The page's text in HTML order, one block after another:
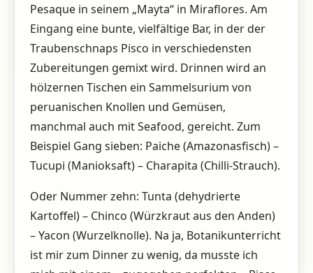
Pesaque in seinem „Mayta“ in Miraflores. Am
Eingang eine bunte, vielfältige Bar, in der der
Traubenschnaps Pisco in verschiedensten
Zubereitungen gemixt wird. Drinnen wird an
hölzernen Tischen ein Sammelsurium von
peruanischen Knollen und Gemüsen,
manchmal auch mit Seafood, gereicht. Zum
Beispiel Gang sieben: Paiche (Amazonasfisch) –
Tucupi (Manioksaft) – Charapita (Chilli-Strauch).
Oder Nummer zehn: Tunta (dehydrierte
Kartoffel) – Chinco (Würzkraut aus den Anden)
– Yacon (Wurzelknolle). Na ja, Botanikunterricht
ist mir zum Dinner zu wenig, da musste ich